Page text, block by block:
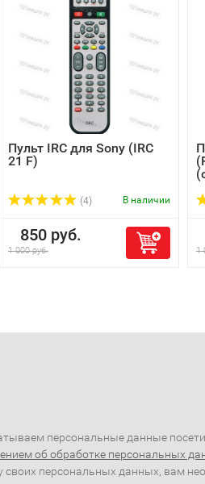
Пульт IRC для Sony (IRC
21 F)
(4) В наличии
850 руб.
1 000 руб. 1
персональные данные
об обработке персональных
своих персональных данных, вам